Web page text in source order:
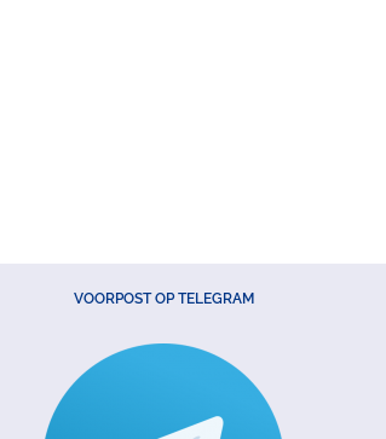
VOORPOST OP TELEGRAM